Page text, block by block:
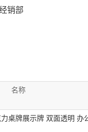
销部
名称
桌牌展示牌 双面透明 办